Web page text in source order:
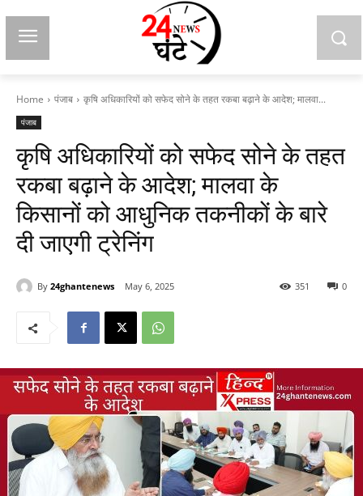
Home पंजाब कृषि अधिकारियों को सफेद सोने के तहत रकबा बढ़ाने के आदेश; मालवा...
पंजाब
कृषि अधिकारियों को सफेद सोने के तहत
रकबा बढ़ाने के आदेश; मालवा के
किसानों को आधुनिक तकनीकों के बारे
दी जाएगी ट्रेनिंग
By 24ghantenews May 6, 2025 0
351